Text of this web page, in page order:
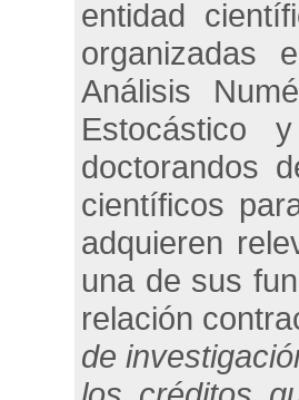
entidad
organizadas
Análisis
Estocástico
doctorandos
científicos
adquieren
una de sus
relación
de